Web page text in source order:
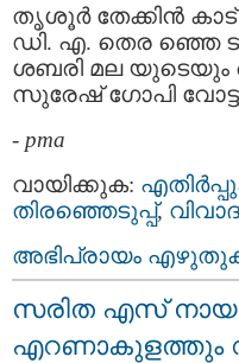
തൃശൂർ തേക്കിൻ
ഡി. എ. തെര ഞ്ഞെ
ശബരി മല യുടെയും
സുരേഷ് ഗോപി
- pma
വായിക്കുക:
തിരഞ്ഞെടുപ്പ്,
അഭിപ്രായം
സരിത എസ്
എറണാകുളത്തും